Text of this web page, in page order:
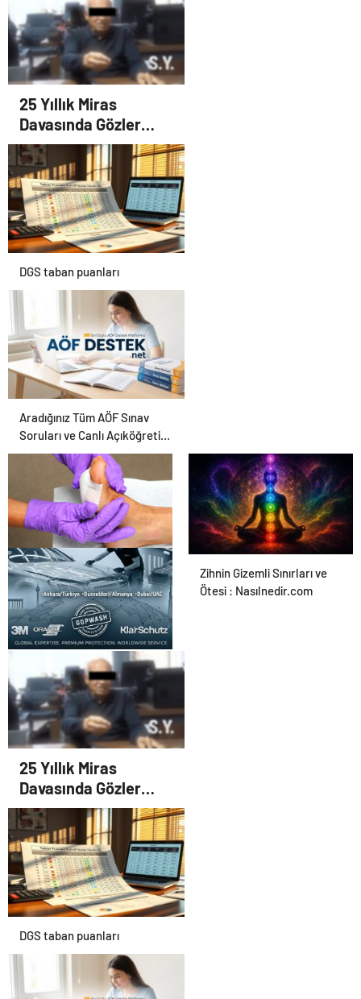
25 Yıllık Miras
Davasında Gözler
Temmuz Ayındaki
Karar Duruşmasına
Çevrildi
DGS taban puanları
Aradığınız Tüm AÖF Sınav
Soruları ve Canlı Açıköğretim
Forumu Burada
Ortopodoloji İle Diyabetik
Ayak Yarası Tedavisi
Zihnin Gizemli Sınırları ve
Ötesi : Nasılnedir.com
UETDS Nedir ? Uetds.com
İle Akıllı Dijital Taşımacılık
Yazılımı
25 Yıllık Miras
Davasında Gözler
Temmuz Ayındaki
Karar Duruşmasına
Çevrildi
DGS taban puanları